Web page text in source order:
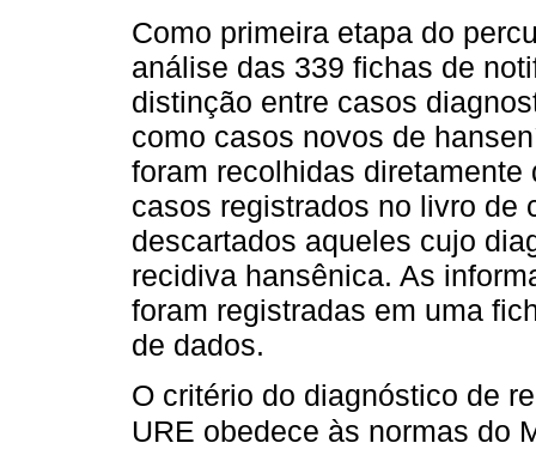
Como primeira etapa do
análise das 339 fichas de
distinção entre casos
como casos novos de
foram recolhidas
casos registrados no livro de
descartados aqueles cujo
recidiva hansênica. As
foram registradas em uma
de dados.
O critério do diagnóstico de
URE obedece às normas do